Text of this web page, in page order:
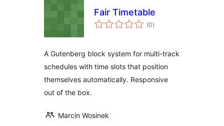
Fair Timetable
(0전
체)
A Gutenberg block system for multi-track
schedules with time slots that position
themselves automatically. Responsive
out of the box.
Marcin Wosinek